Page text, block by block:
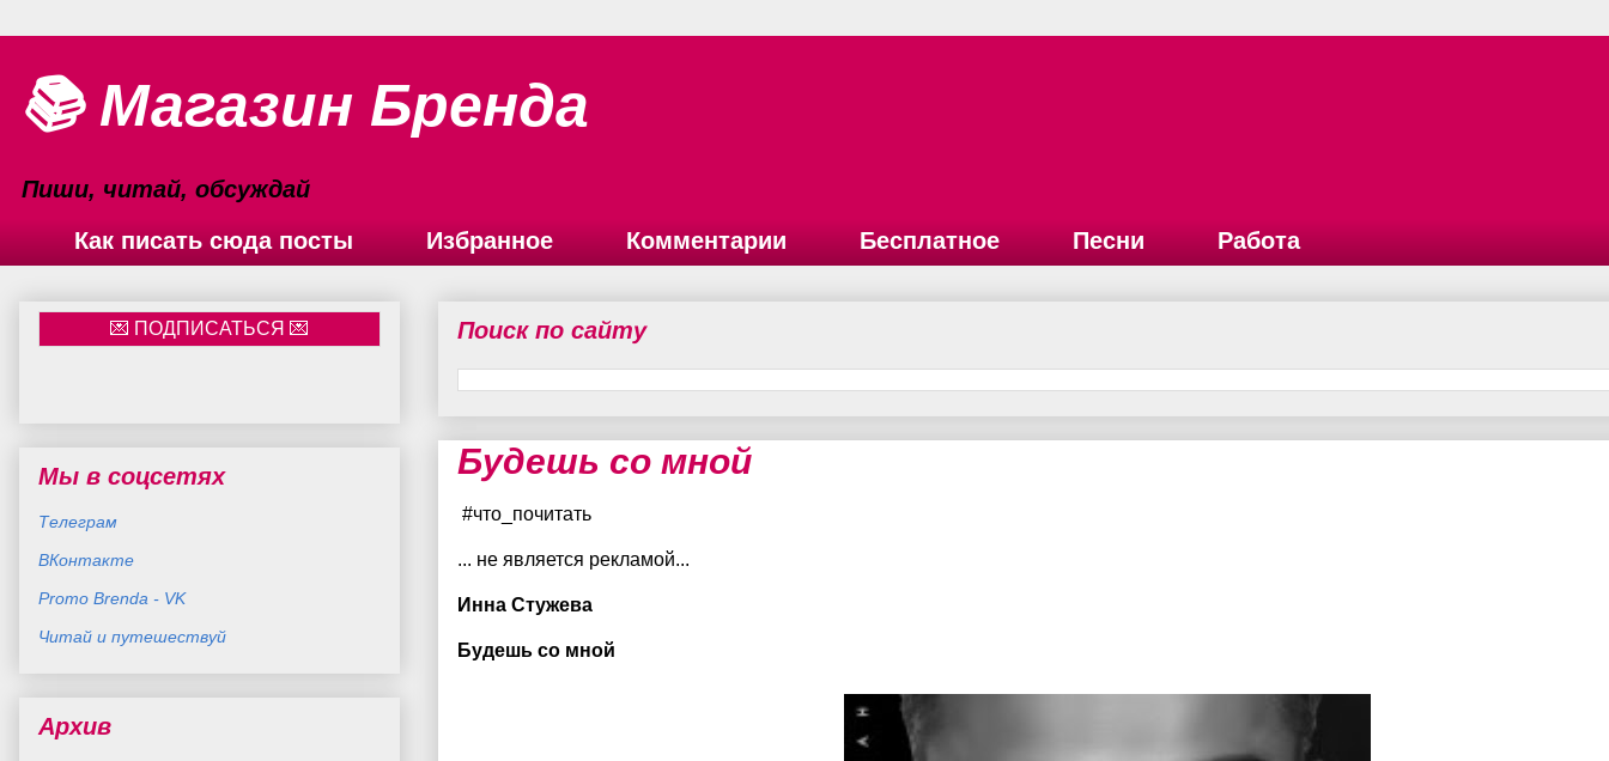
📚 Магазин Бренда
Пиши, читай, обсуждай
Как писать сюда посты
Избранное Комментарии Бесплатное Песни Работа
Поиск по сайту
Будешь со мной
#что_почитать
... не является рекламой...
Инна Стужева
Будешь со мной
Мы в соцсетях
Телеграм
ВКонтакте
Promo Brenda - VK
Читай и путешествуй
Архив